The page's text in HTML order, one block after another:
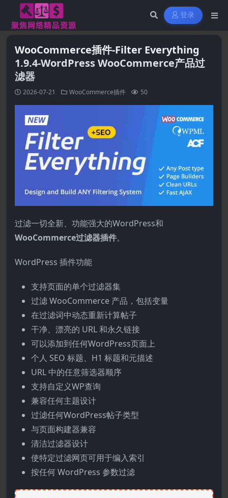
登录
WooCommerce插件-Filter Everything
1.9.4-WordPress WooCommerce产品过
滤器
2026-07-21 WooCommerce插件 50
过滤一切全新、功能强大的WordPress和
WooCommerce过滤器插件。
WordPress 插件功能
支持页面的单个过滤器集
过滤 WooCommerce 产品，包括变量
在过滤词中动态重新计算帖子
干净、漂亮的 URL 和永久链接
可以添加到任何WordPress页面上
个人 SEO 标题、H1 标题和元描述
URL 中的任意筛选器顺序
支持自定义WP查询
兼容任何主题设计
过滤任何WordPress帖子类型
与页面构建器兼容
清洁过滤器设计
使特定过滤网页可用于编入索引
按任何 WordPress 参数过滤